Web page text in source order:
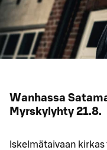
Wanhassa
Myrskylyhty 21.8.
Iskelmätaivaan